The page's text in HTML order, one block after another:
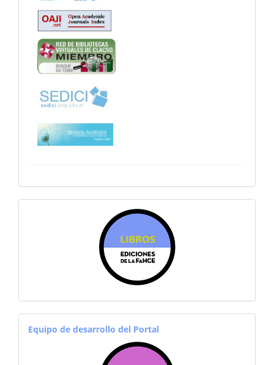
equiporevistas
Equipo de desarrollo del Portal